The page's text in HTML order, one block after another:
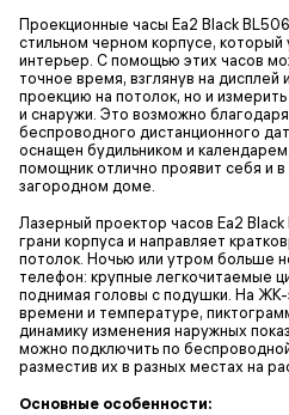
Проекционные часы Еа2 Black
стильном черном корпусе, который
интерьер. С помощью этих часов
точное время, взглянув на дисплей
проекцию на потолок, но и
и снаружи. Это возможно
беспроводного дистанционного
оснащен будильником и
помощник отлично проявит себя и в
загородном доме.
Лазерный проектор часов Еа2
грани корпуса и направляет
потолок. Ночью или утром больше
телефон: крупные легкочитаемые
поднимая головы с подушки. На
времени и температуре,
динамику изменения наружных
можно подключить по
разместив их в разных местах на
Основные особенности: